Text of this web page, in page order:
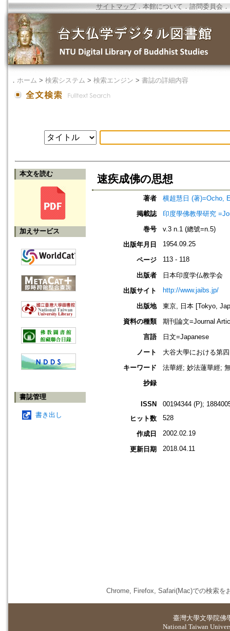
サイトマップ．本館について ． 諮問委員会 ．
． ホーム > 検索システム > 検索エンジン > 書誌の詳細内容
本文を読む
加えサービス
書誌管理
書き出し
速疾成佛の思想
著者
横超慧日 (著)=Ocho,
掲載誌
印度學佛教學研究
巻号
v.3 n.1 (總號=n.5)
出版年月日
1954.09.25
ページ 113 - 118
出版者
日本印度学仏教学会
出版サイト
http://www.jaibs.jp/
出版地
東京, 日本 [Tokyo,
資料の種類
期刊論文=Journal
言語
日文=Japanese
ノート
大谷大學における第
キーワード
法華經; 妙法蓮華經;
抄録
ISSN
00194344 (P);
ヒット数
528
作成日 2002.02.19
更新日期 2018.04.11
Chrome, Firefox, Safari(Mac)での検索を
臺灣大學文學院佛
National Taiwan